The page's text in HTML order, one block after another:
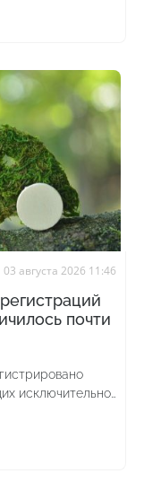
03 августа 2026 11:46
почти
исключительно